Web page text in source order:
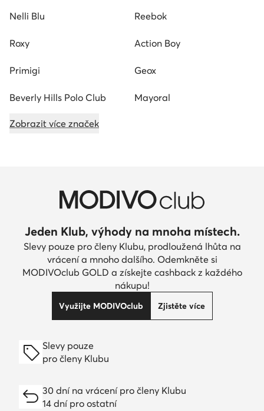
Nelli Blu Reebok
Roxy Action Boy
Primigi Geox
Beverly Hills Polo Club Mayoral
Zobrazit více značek
Jeden Klub, výhody na mnoha místech.
Slevy pouze pro členy Klubu, prodloužená lhůta na
vrácení a mnoho dalšího. Odemkněte si
MODIVOclub GOLD a získejte cashback z každého
nákupu!
Využijte MODIVOclub Zjistěte více
Slevy pouze
pro členy Klubu
30 dní na vrácení pro členy Klubu
14 dní pro ostatní